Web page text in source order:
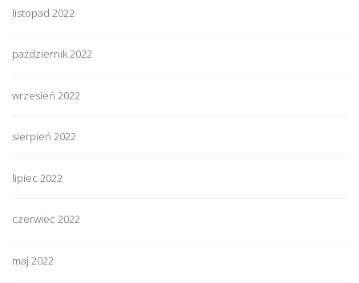
listopad 2022
październik 2022
wrzesień 2022
sierpień 2022
lipiec 2022
czerwiec 2022
maj 2022